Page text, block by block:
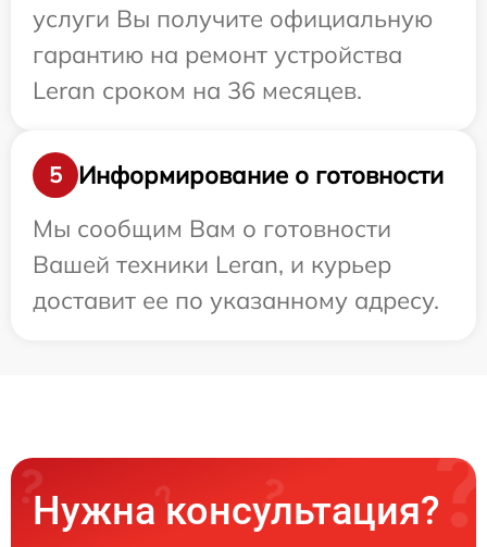
услуги Вы получите официальную
гарантию на ремонт устройства
Leran сроком на 36 месяцев.
5
Информирование о готовности
Мы сообщим Вам о готовности
Вашей техники Leran, и курьер
доставит ее по указанному адресу.
Нужна консультация?